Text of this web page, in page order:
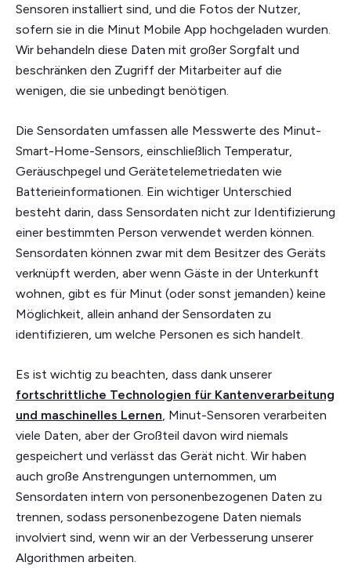
Sensoren installiert sind, und die Fotos der Nutzer,
sofern sie in die Minut Mobile App hochgeladen wurden.
Wir behandeln diese Daten mit großer Sorgfalt und
beschränken den Zugriff der Mitarbeiter auf die
wenigen, die sie unbedingt benötigen.
Die Sensordaten umfassen alle Messwerte des Minut-
Smart-Home-Sensors, einschließlich Temperatur,
Geräuschpegel und Gerätetelemetriedaten wie
Batterieinformationen. Ein wichtiger Unterschied
besteht darin, dass Sensordaten nicht zur Identifizierung
einer bestimmten Person verwendet werden können.
Sensordaten können zwar mit dem Besitzer des Geräts
verknüpft werden, aber wenn Gäste in der Unterkunft
wohnen, gibt es für Minut (oder sonst jemanden) keine
Möglichkeit, allein anhand der Sensordaten zu
identifizieren, um welche Personen es sich handelt.
Es ist wichtig zu beachten, dass dank unserer
fortschrittliche Technologien für Kantenverarbeitung
und maschinelles Lernen , Minut-Sensoren verarbeiten
viele Daten, aber der Großteil davon wird niemals
gespeichert und verlässt das Gerät nicht. Wir haben
auch große Anstrengungen unternommen, um
Sensordaten intern von personenbezogenen Daten zu
trennen, sodass personenbezogene Daten niemals
involviert sind, wenn wir an der Verbesserung unserer
Algorithmen arbeiten.